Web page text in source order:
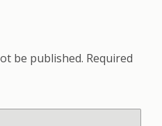
be published. Required